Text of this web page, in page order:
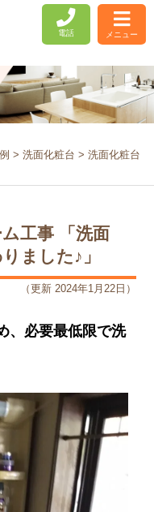
電話 メニュー
> 洗面化粧台 > 洗面化粧台
工事 「洗面
ました♪」
（更新 2024年1月22日）
必要最低限で洗